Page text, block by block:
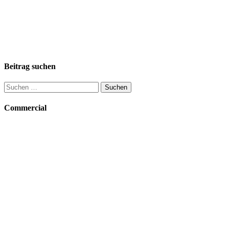
Beitrag suchen
Suchen
nach:
Commercial